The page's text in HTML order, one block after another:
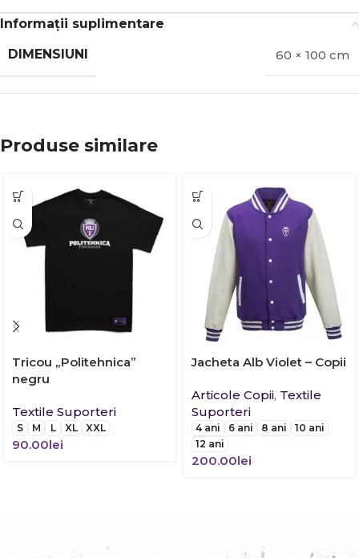
Informații suplimentare
DIMENSIUNI
60 × 100 cm
Produse similare
Tricou „Politehnica”
negru
Textile Suporteri
S M L XL XXL
90.00lei
Jacheta Alb Violet – Copii
Articole Copii, Textile
Suporteri
4 ani 6 ani 8 ani
10 ani
12 ani
200.00lei